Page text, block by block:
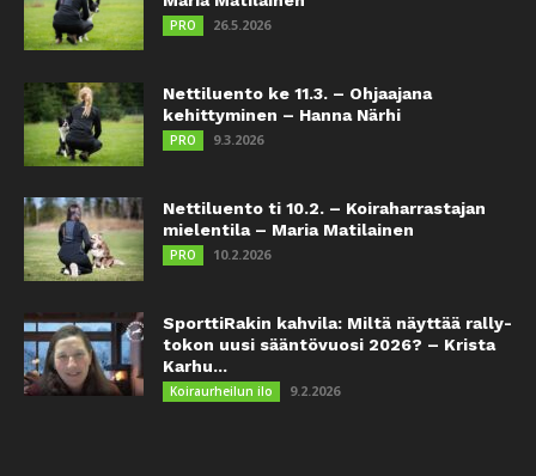
PRO 26.5.2026
Nettiluento ke 11.3. – Ohjaajana
kehittyminen – Hanna Närhi
PRO 9.3.2026
Nettiluento ti 10.2. – Koiraharrastajan
mielentila – Maria Matilainen
PRO 10.2.2026
SporttiRakin kahvila: Miltä näyttää rally-
tokon uusi sääntövuosi 2026? – Krista
Karhu...
Koiraurheilun ilo 9.2.2026